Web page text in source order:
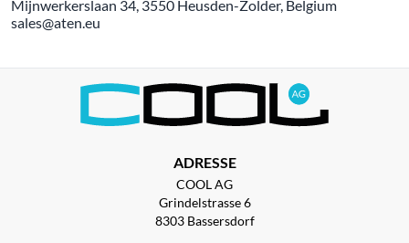
Mijnwerkerslaan 34, 3550 Heusden-Zolder, Belgium
sales@aten.eu
ADRESSE
COOL AG
Grindelstrasse 6
8303 Bassersdorf